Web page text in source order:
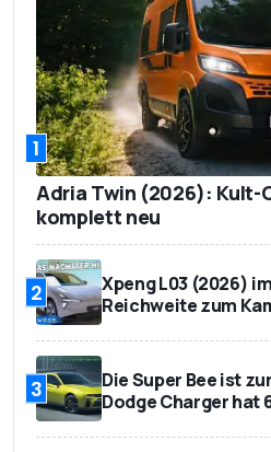
1
Adria Twin (2026): Kult-
komplett neu
2
Xpeng L03 (2026)
Reichweite zum
3
Die Super Bee ist
Dodge Charger hat